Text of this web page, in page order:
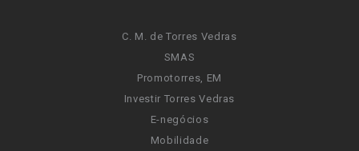
C. M. de Torres Vedras
SMAS
Promotorres, EM
Investir Torres Vedras
E-negócios
Mobilidade